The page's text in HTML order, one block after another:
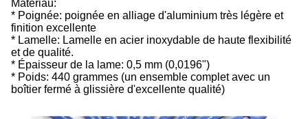
Matériau:
* Poignée: poignée en alliage d'aluminium très légère et
finition excellente
* Lamelle: Lamelle en acier inoxydable de haute flexibilité
et de qualité.
* Épaisseur de la lame: 0,5 mm (0,0196")
* Poids: 440 grammes (un ensemble complet avec un
boîtier fermé à glissière d'excellente qualité)